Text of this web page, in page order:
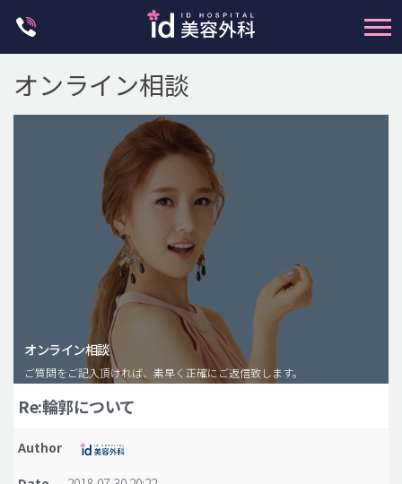
脂肪注入(アンチエイジング)
豊胸手術・バストアップ
プチ整形
オンライン相談
オンライン相談
ご質問をご記入頂ければ、素早く正確にご返信致します。
Re:輪郭について
Author